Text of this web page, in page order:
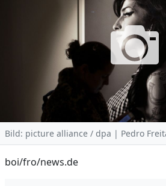
Bild: picture alliance / dpa | Pedro
boi/fro/news.de